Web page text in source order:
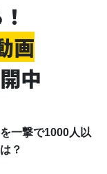
画
中
一撃で1000人以
？